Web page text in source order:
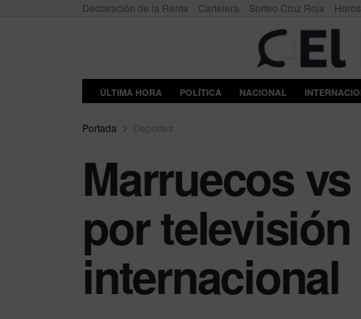
Declaración de la Renta Cartelera Sorteo Cruz Roja
ÚLTIMA HORA POLÍTICA NACIONAL
Portada Deportes
Marruecos
por
internacional